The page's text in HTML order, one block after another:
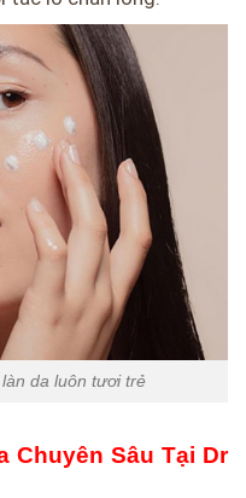
da luôn tươi trẻ
Chuyên Sâu Tại Dr